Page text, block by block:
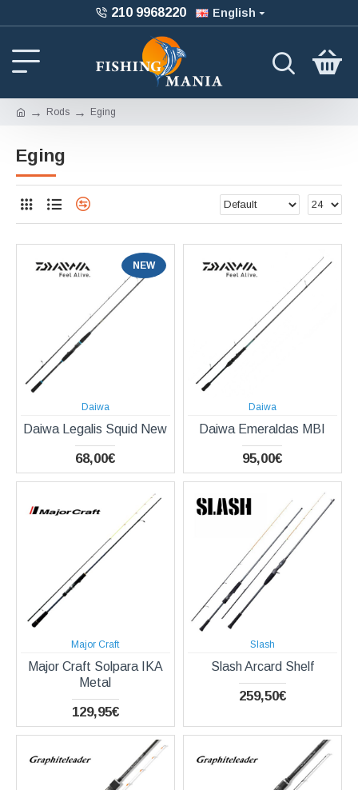
210 9968220 English
Rods Eging
Eging
NEW
Daiwa
Daiwa Legalis Squid New
68,00€
Daiwa
Daiwa Emeraldas MBI
95,00€
Major Craft
Major Craft Solpara IKA
Metal
129,95€
Slash
Slash Arcard Shelf
259,50€